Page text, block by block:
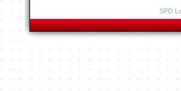
SPD